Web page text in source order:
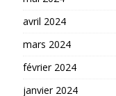
avril 2024
mars 2024
février 2024
janvier 2024